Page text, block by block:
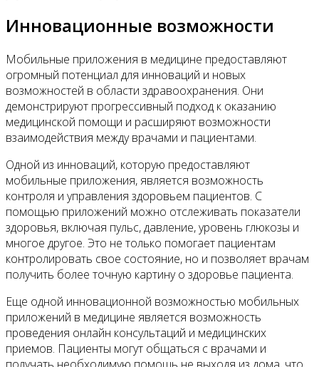
Инновационные возможности
Мобильные приложения в медицине предоставляют
огромный потенциал для инноваций и новых
возможностей в области здравоохранения. Они
демонстрируют прогрессивный подход к оказанию
медицинской помощи и расширяют возможности
взаимодействия между врачами и пациентами.
Одной из инноваций, которую предоставляют
мобильные приложения, является возможность
контроля и управления здоровьем пациентов. С
помощью приложений можно отслеживать показатели
здоровья, включая пульс, давление, уровень глюкозы и
многое другое. Это не только помогает пациентам
контролировать свое состояние, но и позволяет врачам
получить более точную картину о здоровье пациента.
Еще одной инновационной возможностью мобильных
приложений в медицине является возможность
проведения онлайн консультаций и медицинских
приемов. Пациенты могут общаться с врачами и
получать необходимую помощь не выходя из дома, что